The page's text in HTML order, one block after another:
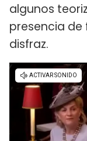
algunos
presencia
disfraz.